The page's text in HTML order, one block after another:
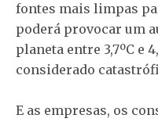
fontes mais limpas
poderá provocar um
planeta entre 3,7ºC e
considerado
E as empresas, os